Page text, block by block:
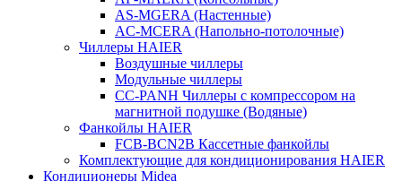
AS-MGERA (Настенные)
AС-MСERA (Напольно-потолочные)
Чиллеры HAIER
Воздушные чиллеры
Модульные чиллеры
CC-PANH Чиллеры с компрессором на
магнитной подушке (Водяные)
Фанкойлы HAIER
FCB-BCN2B Кассетные фанкойлы
Комплектующие для кондиционирования HAIER
Кондиционеры Midea